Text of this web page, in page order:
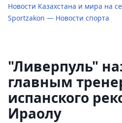
Новости Казахстана и мира на
Sportzakon — Новости спорта
"Ливерпуль"
главным
испанского
Ираолу